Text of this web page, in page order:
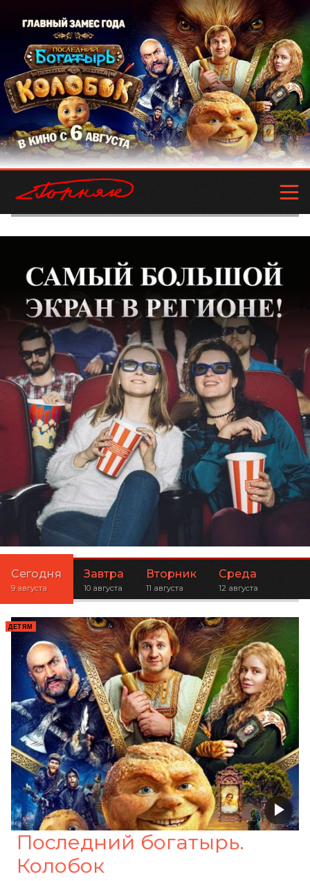
Сегодня
9 августа
Завтра
10 августа
Вторник
11 августа
Среда
12 августа
ДЕТЯМ
Последний богатырь.
Колобок